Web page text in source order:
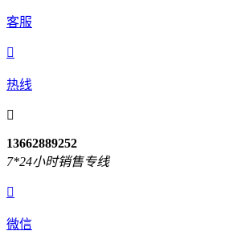
客服

热线

13662889252
7*24小时销售专线

微信